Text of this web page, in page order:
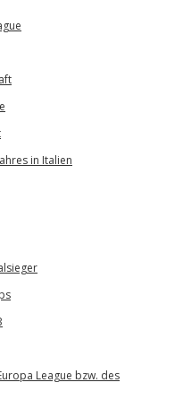
in Italien
League bzw. des